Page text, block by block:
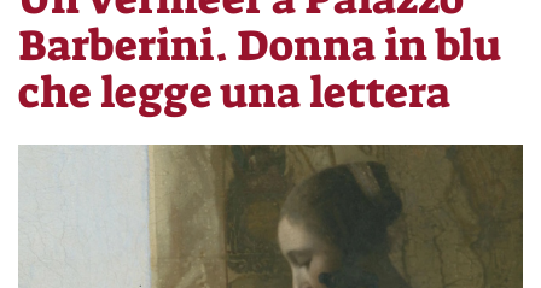
Barberini. Donna in blu
che legge una lettera